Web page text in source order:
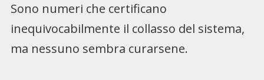
Sono numeri che certificano
inequivocabilmente il collasso del sistema,
ma nessuno sembra curarsene.